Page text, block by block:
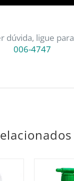
dúvida, ligue para
006-4747